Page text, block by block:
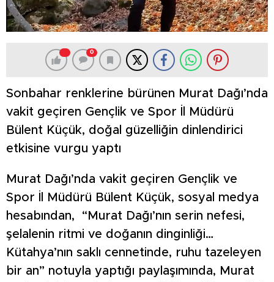
0
Sonbahar renklerine bürünen Murat Dağı’nda
vakit geçiren Gençlik ve Spor İl Müdürü
Bülent Küçük, doğal güzelliğin dinlendirici
etkisine vurgu yaptı
Murat Dağı’nda vakit geçiren Gençlik ve
Spor İl Müdürü Bülent Küçük, sosyal medya
hesabından, “Murat Dağı’nın serin nefesi,
şelalenin ritmi ve doğanın dinginliği…
Kütahya’nın saklı cennetinde, ruhu tazeleyen
bir an” notuyla yaptığı paylaşımında, Murat